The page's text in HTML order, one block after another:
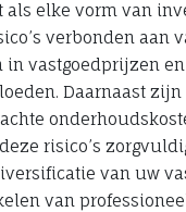
elke vorm van
verbonden aan
vastgoedprijzen
Daarnaast zijn
risico’s
van uw
van